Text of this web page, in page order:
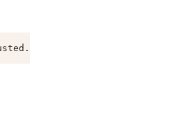
raspberrypi.asc